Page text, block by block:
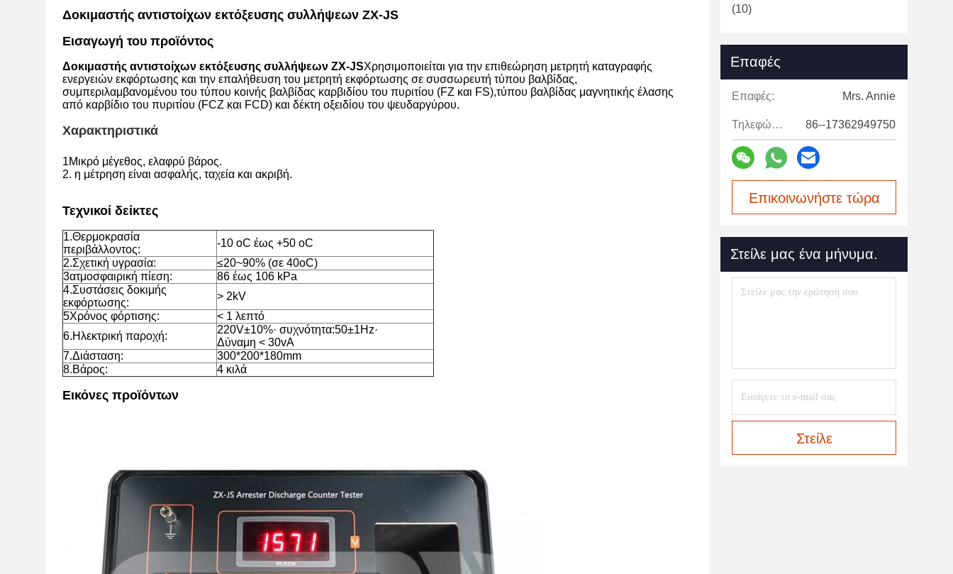
Δοκιμαστής αντιστοίχων εκτόξευσης συλλήψεων ZX-JS
Εισαγωγή του προϊόντος
Δοκιμαστής αντιστοίχων εκτόξευσης συλλήψεων ZX-JSΧρησιμοποιείται για την επιθεώρηση μετρητή καταγραφής
ενεργειών εκφόρτωσης και την επαλήθευση του μετρητή εκφόρτωσης σε συσσωρευτή τύπου βαλβίδας,
συμπεριλαμβανομένου του τύπου κοινής βαλβίδας καρβιδίου του πυριτίου (FZ και FS),τύπου βαλβίδας μαγνητικής έλασης
από καρβίδιο του πυριτίου (FCZ και FCD) και δέκτη οξειδίου του ψευδαργύρου.
Χαρακτηριστικά
1Μικρό μέγεθος, ελαφρύ βάρος.
2. η μέτρηση είναι ασφαλής, ταχεία και ακριβή.
Τεχνικοί δείκτες
1.Θερμοκρασία
περιβάλλοντος:
-10 oC έως +50 oC
2.Σχετική υγρασία:
≤20~90% (σε 40oC)
3ατμοσφαιρική πίεση:
86 έως 106 kPa
4.Συστάσεις δοκιμής
εκφόρτωσης:
> 2kV
5Χρόνος φόρτισης:
< 1 λεπτό
6.Ηλεκτρική παροχή:
220V±10%· συχνότητα:50±1Hz·
Δύναμη < 30vA
7.Διάσταση:
300*200*180mm
8.Βάρος:
4 κιλά
Εικόνες προϊόντων
(10)
Επαφές
Επαφές: Mrs. Annie
Τηλεφώνημα: 86--17362949750
Επικοινωνήστε τώρα
Στείλε μας ένα μήνυμα.
Στείλε